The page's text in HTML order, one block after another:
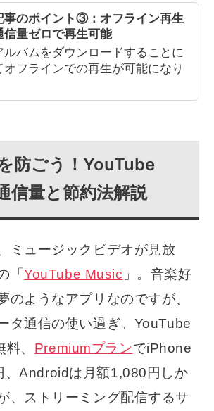
事のポイント③：オフライン再生
信量ゼロで再生可能
ルバムをダウンロードすることに
オフラインでの再生が可能になり
防ごう！YouTube
信量と節約法解説
ミュージックビデオが見放
「YouTube Music 」。音楽好
のようなアプリなのですが、
タ通信の使い過ぎ。YouTube
、 PremiumプランでiPhone
、Androidは月額1,080円しか
、ストリーミング配信するサ